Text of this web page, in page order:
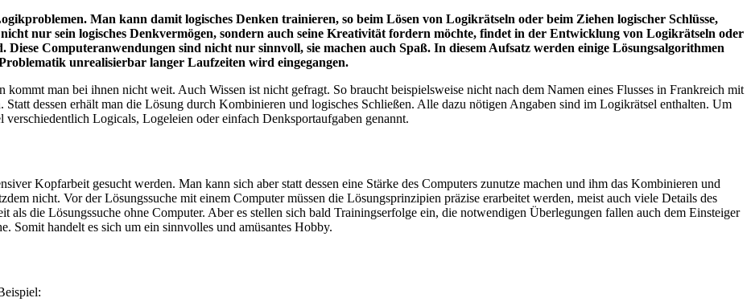
Man kann damit logisches Denken trainieren, so beim Lösen von Logikrätseln oder beim Ziehen logischer Schlüsse,
nur sein logisches Denkvermögen, sondern auch seine Kreativität fordern möchte, findet in der Entwicklung von Logikrätseln oder
Diese Computeranwendungen sind nicht nur sinnvoll, sie machen auch Spaß. In diesem Aufsatz werden einige Lösungsalgorithmen
unrealisierbar langer Laufzeiten wird eingegangen.
man bei ihnen nicht weit. Auch Wissen ist nicht gefragt. So braucht beispielsweise nicht nach dem Namen eines Flusses in Frankreich mit
Statt dessen erhält man die Lösung durch Kombinieren und logisches Schließen. Alle dazu nötigen Angaben sind im Logikrätsel enthalten. Um
Logicals, Logeleien oder einfach Denksportaufgaben genannt.
Kopfarbeit gesucht werden. Man kann sich aber statt dessen eine Stärke des Computers zunutze machen und ihm das Kombinieren und
nicht. Vor der Lösungssuche mit einem Computer müssen die Lösungsprinzipien präzise erarbeitet werden, meist auch viele Details des
als die Lösungssuche ohne Computer. Aber es stellen sich bald Trainingserfolge ein, die notwendigen Überlegungen fallen auch dem Einsteiger
Somit handelt es sich um ein sinnvolles und amüsantes Hobby.